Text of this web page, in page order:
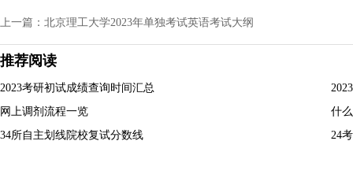
上一篇：北京理工大学2023年单独考试英语考试大纲
推荐阅读
2023考研初试成绩查询时间汇总
网上调剂流程一览
什
34所自主划线院校复试分数线
24